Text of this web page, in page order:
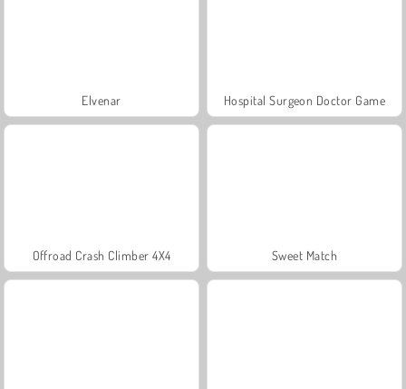
Elvenar Hospital Surgeon Doctor Game
Offroad Crash Climber 4X4 Sweet Match